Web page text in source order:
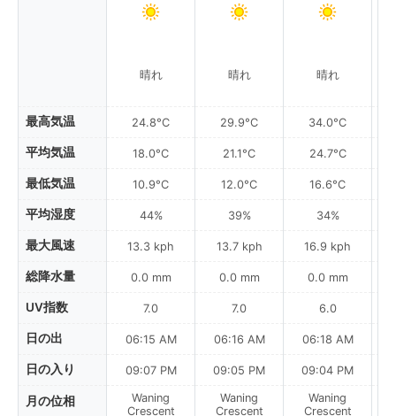
最高気温
平均気温
最低気温
平均湿度
最大風速
総降水量
UV指数
日の出
日の入り
月の位相
晴れ
24.8°C
18.0°C
10.9°C
44%
13.3 kph
0.0 mm
7.0
06:15 AM
09:07 PM
Waning
Crescent
晴れ
29.9°C
21.1°C
12.0°C
39%
13.7 kph
0.0 mm
7.0
06:16 AM
09:05 PM
Waning
Crescent
晴れ
34.0°C
24.7°C
16.6°C
34%
16.9 kph
0.0 mm
6.0
06:18 AM
09:04 PM
Waning
Crescent